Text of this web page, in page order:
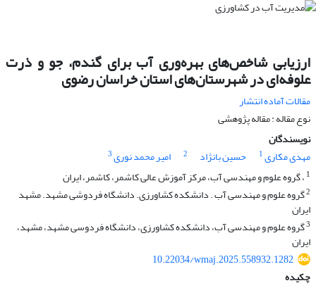
ارزیابی شاخص‌های بهره‌وری آب برای گندم، جو و ذرت
علوفه‌ای در شهرستان‌های استان خراسان رضوی
مقالات آماده انتشار
نوع مقاله : مقاله پژوهشی
نویسندگان
مهدی مکاری1 حسین بانژاد 2 امیر محمد نوری3
1 ، گروه علوم و مهندسی آب، مرکز آموزش عالی کاشمر، کاشمر، ایران
2گروه علوم و مهندسی آب . دانشکده کشاورزی. دانشگاه فردوشی مشهد. مشهد
ایران
3گروه علوم و مهندسی آب، دانشکده کشاورزی، دانشگاه فردوسی مشهد، مشهد،
ایران
10.22034/wmaj.2025.558932.1282
چکیده